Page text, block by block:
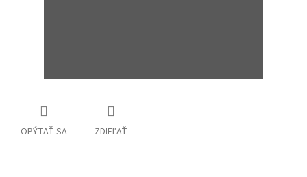
OPÝTAŤ SA ZDIEĽAŤ